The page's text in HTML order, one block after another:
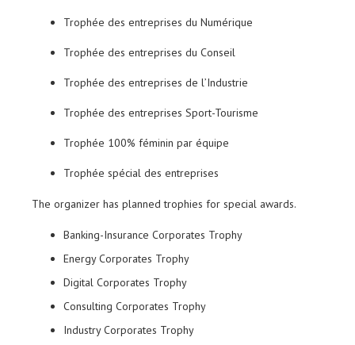
Trophée des entreprises du Numérique
Trophée des entreprises du Conseil
Trophée des entreprises de l’Industrie
Trophée des entreprises Sport-Tourisme
Trophée 100% féminin par équipe
Trophée spécial des entreprises
The organizer has planned trophies for special awards.
Banking-Insurance Corporates Trophy
Energy Corporates Trophy
Digital Corporates Trophy
Consulting Corporates Trophy
Industry Corporates Trophy